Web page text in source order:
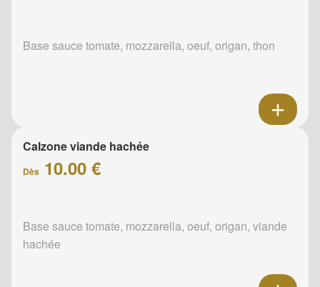
Base sauce tomate, mozzarella, oeuf, origan, thon
Calzone viande hachée
Dès 10.00 €
Base sauce tomate, mozzarella, oeuf, origan, viande
hachée